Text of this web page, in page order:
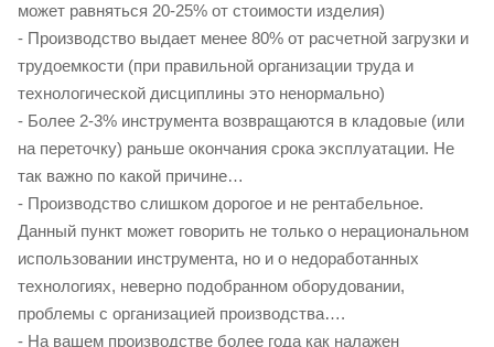
может равняться 20-25% от стоимости изделия)
- Производство выдает менее 80% от расчетной загрузки и
трудоемкости (при правильной организации труда и
технологической дисциплины это ненормально)
- Более 2-3% инструмента возвращаются в кладовые (или
на переточку) раньше окончания срока эксплуатации. Не
так важно по какой причине…
- Производство слишком дорогое и не рентабельное.
Данный пункт может говорить не только о нерациональном
использовании инструмента, но и о недоработанных
технологиях, неверно подобранном оборудовании,
проблемы с организацией производства….
- На вашем производстве более года как налажен